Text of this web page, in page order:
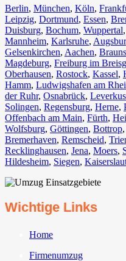
Berlin⁠, München, Köln⁠,
Leipzig, Dortmund, Essen,
Duisburg⁠, Bochum, Wuppertal⁠,
Mannheim, Karlsruhe,
Gelsenkirchen⁠, Aachen⁠,
Magdeburg, Freiburg im
Oberhausen⁠, Rostock⁠, Kassel⁠,
Hamm, Ludwigshafen am
der Ruhr, Osnabrück⁠,
Solingen, Regensburg, Herne⁠,
Offenbach am Main, Fürth⁠,
Wolfsburg⁠, Göttingen, Bottrop,
Bremerhaven⁠, Remscheid, Trier⁠
Recklinghausen, Jena⁠, Moers⁠,
Hildesheim⁠, Siegen⁠,
Wichtige Links
Home
Firmenumzug